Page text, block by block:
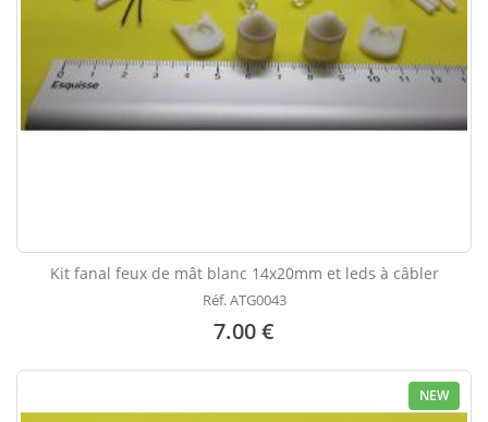
Kit fanal feux de mât blanc 14x20mm et leds à câbler
Réf. ATG0043
7.00 €
NEW